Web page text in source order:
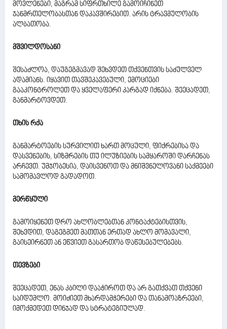
მოვლენები, მაგრამ სიფრთხილე გამოიჩინეთ
ჯანმრთელობასთან დაკავშირებით. არის ტრავმულობის
ალბათობა.
მშვილდოსანი
შესაძლოა, დაუგეგმავად შეხვდეთ თქვენთვის საძულველ
ადამიანს. იყავით თავშეკავებული, ემოციები
გააკონტროლეთ და ყველაფერი კარგად იქნება. შეეცადეთ,
განმარტოვდეთ.
თხის რქა
განმარტოების სურვილით ხართ მოცული, ფიქრებისა და
დასვენების, სიზმრების თუ ილუზიების სამყაროში დარჩენას
არჩევთ. უმჯობესია, დაისვენოთ და მნიშვნელოვანი საქმეები
სამომავლოდ გადადოთ.
მერწყული
გამოიყენეთ დრო ახლობლებთან კონტაქტებისთვის,
შეხვდით, დაგეგმეთ მათთან ერთად ახლო მომავალი,
გაისეირნეთ ან ეწვიეთ გასართობ დაწესებულებებს.
თევზები
შეეცადეთ, ენას კბილი დააჭიროთ და არ გათქვათ თქვენი
საიდუმლო. მოიძიეთ მხარდამჭერები და თანამოაზრეები,
იმოქმედეთ დინჯად და სტრატეგიულად.